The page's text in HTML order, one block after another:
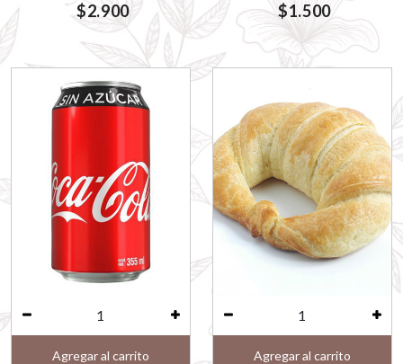
$2.900 $1.500
Agregar al carrito Agregar al carrito